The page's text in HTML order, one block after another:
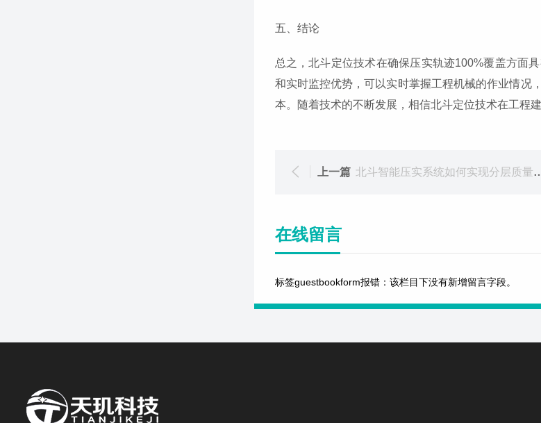
五、结论
总之，北斗定位技术在确保压实轨迹100%覆盖方面
和实时监控优势，可以实时掌握工程机械的作业情况
本。随着技术的不断发展，相信北斗定位技术在工程
上一篇 北斗智能压实系统如何实现分层质量监测？
在线留言
标签guestbookform报错：该栏目下没有新增留言字段。